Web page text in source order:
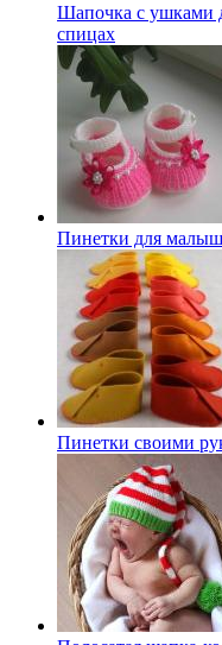
Шапочка с ушками
спицах
Пинетки для
Пинетки своими